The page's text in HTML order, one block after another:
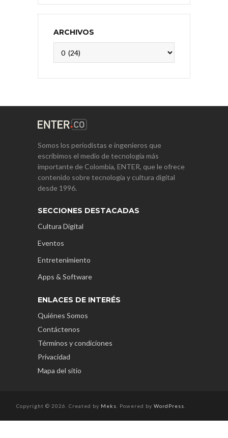
ARCHIVOS
Somos los periodistas e ingenieros que
escribimos el medio de tecnología más
importante de Colombia, ENTER, que le ofrece
contenido sobre tecnología y cultura digital
desde 1996.
SECCIONES DESTACADAS
Cultura Digital
Eventos
Entretenimiento
Apps & Software
ENLACES DE INTERÉS
Quiénes Somos
Contáctenos
Términos y condiciones
Privacidad
Mapa del sitio
Copyright © 2026. Created by Meks . Powered by WordPress